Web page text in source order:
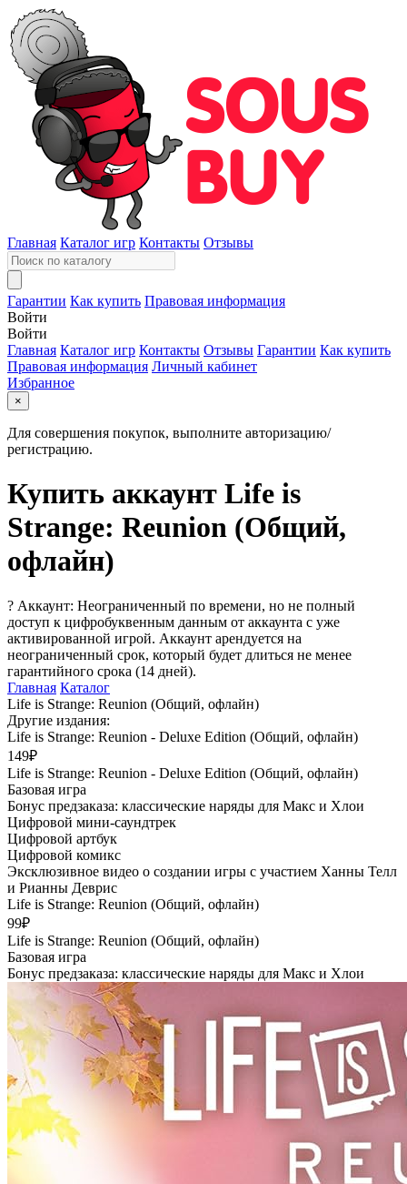
Главная Каталог игр Контакты Отзывы
Гарантии Как купить Правовая информация
Войти
Войти
Главная Каталог игр Контакты Отзывы Гарантии Как купить
Правовая информация Личный кабинет
Избранное
×
Для совершения покупок, выполните авторизацию/
регистрацию.
Купить аккаунт Life is
Strange: Reunion (Общий,
офлайн)
? Аккаунт: Неограниченный по времени, но не полный
доступ к цифробуквенным данным от аккаунта с уже
активированной игрой. Аккаунт арендуется на
неограниченный срок, который будет длиться не менее
гарантийного срока (14 дней).
Главная Каталог
Life is Strange: Reunion (Общий, офлайн)
Другие издания:
Life is Strange: Reunion - Deluxe Edition (Общий, офлайн)
149₽
Life is Strange: Reunion - Deluxe Edition (Общий, офлайн)
Базовая игра
Бонус предзаказа: классические наряды для Макс и Хлои
Цифровой мини-саундтрек
Цифровой артбук
Цифровой комикс
Эксклюзивное видео о создании игры с участием Ханны Телл
и Рианны Деврис
Life is Strange: Reunion (Общий, офлайн)
99₽
Life is Strange: Reunion (Общий, офлайн)
Базовая игра
Бонус предзаказа: классические наряды для Макс и Хлои